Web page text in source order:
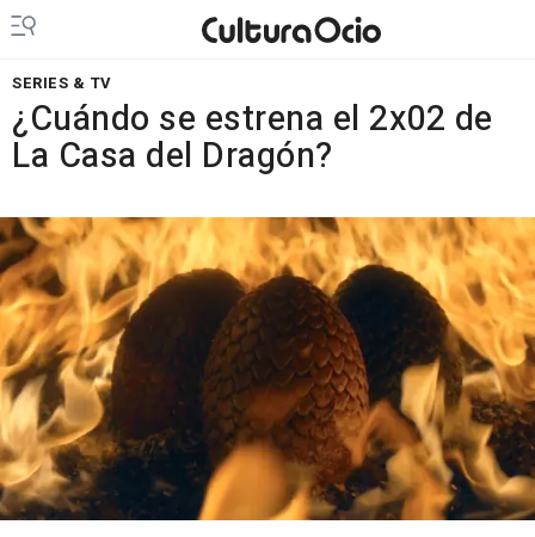
SERIES & TV
¿Cuándo se estrena el 2x02 de
La Casa del Dragón?